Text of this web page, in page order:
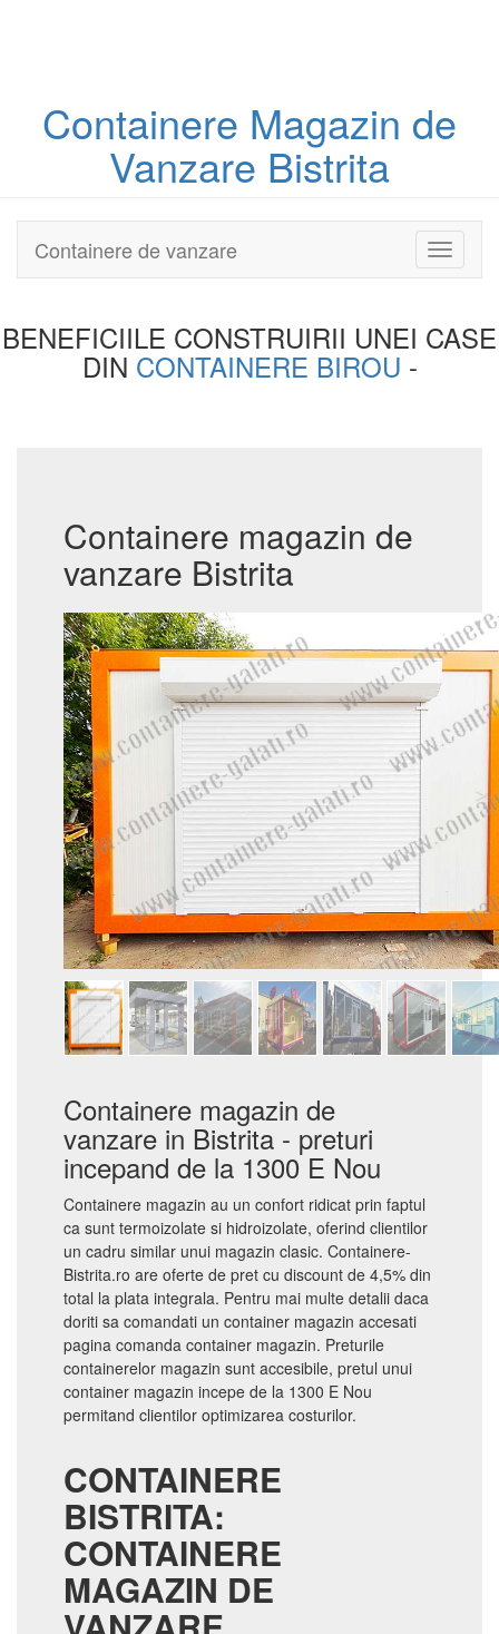
Containere Magazin de
Vanzare Bistrita
Toggle
Containere de vanzare
BENEFICIILE CONSTRUIRII UNEI CASE
DIN CONTAINERE BIROU -
Containere magazin de
vanzare Bistrita
Containere magazin de
vanzare in Bistrita - preturi
incepand de la 1300 E Nou
Containere magazin au un confort ridicat prin faptul
ca sunt termoizolate si hidroizolate, oferind clientilor
un cadru similar unui magazin clasic. Containere-
Bistrita.ro are oferte de pret cu discount de 4,5% din
total la plata integrala. Pentru mai multe detalii daca
doriti sa comandati un container magazin accesati
pagina comanda container magazin. Preturile
containerelor magazin sunt accesibile, pretul unui
container magazin incepe de la 1300 E Nou
permitand clientilor optimizarea costurilor.
CONTAINERE
BISTRITA:
CONTAINERE
MAGAZIN DE